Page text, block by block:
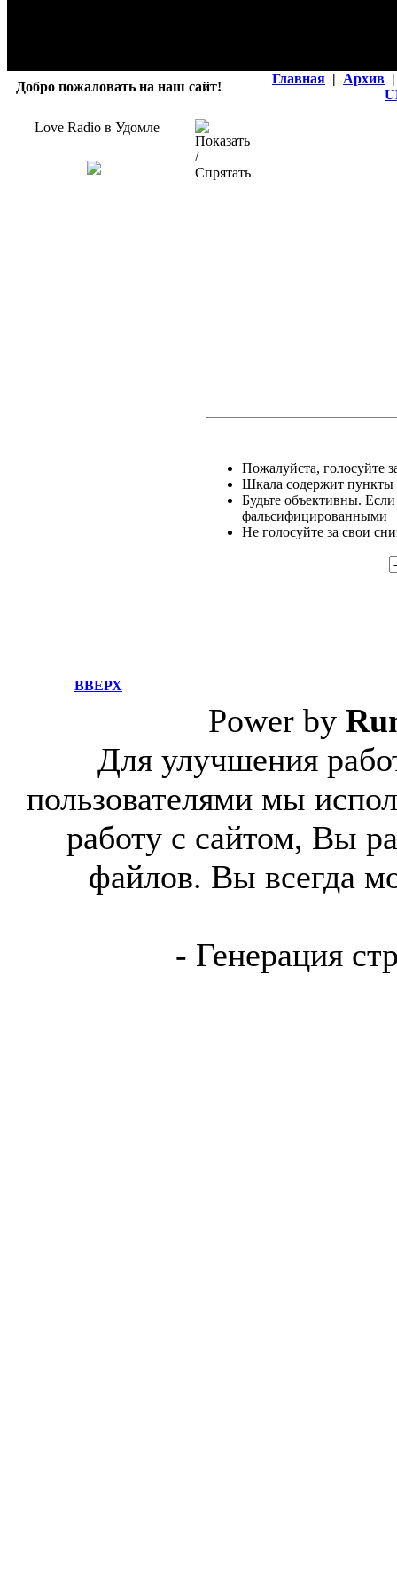
Добро пожаловать на наш сайт!
Главная | Архив |
Love Radio в Удомле
Пожалуйста, голосуйте
Шкала содержит пункты
Будьте объективны.
фальсифицированными
Не голосуйте за свои
ВВЕРХ
Power by
Для улучшения
пользователями мы
работу с сайтом, Вы
файлов. Вы всегда
- Генерация